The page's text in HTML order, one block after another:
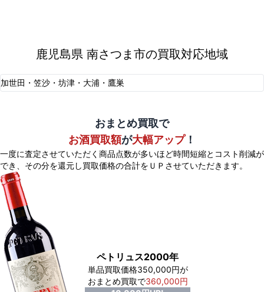
鹿児島県 南さつま市の買取対応地域
加世田・笠沙・坊津・大浦・鷹巣
おまとめ買取で
お酒買取額が大幅アップ！
一度に査定させていただく商品点数が多いほど時間短縮とコスト削減が
でき、 その分を還元し買取価格の合計をＵＰさせていただきます。
ペトリュス2000年
単品買取価格350,000円が
おまとめ買取で360,000円